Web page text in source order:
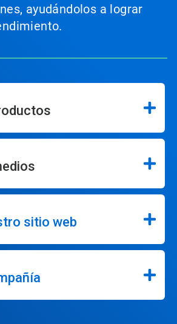
ayudándolos a lograr
sitio web